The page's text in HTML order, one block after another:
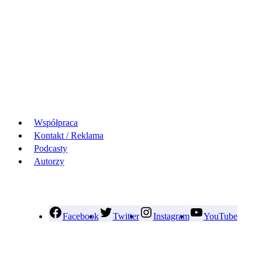
Współpraca
Kontakt / Reklama
Podcasty
Autorzy
Facebook Twitter Instagram YouTube